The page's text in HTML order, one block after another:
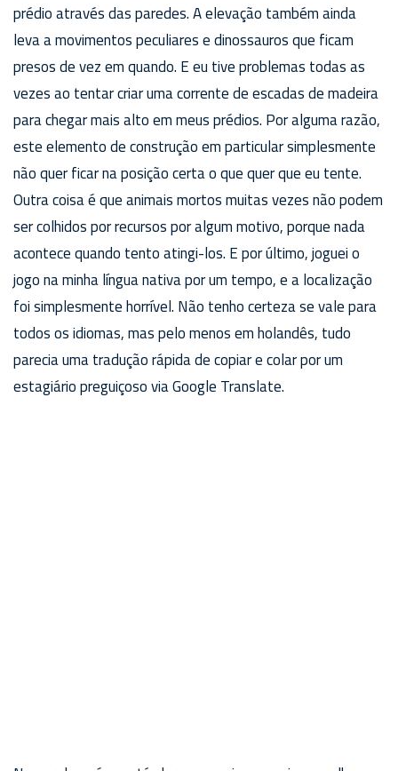
prédio através das paredes. A elevação também ainda
leva a movimentos peculiares e dinossauros que ficam
presos de vez em quando. E eu tive problemas todas as
vezes ao tentar criar uma corrente de escadas de madeira
para chegar mais alto em meus prédios. Por alguma razão,
este elemento de construção em particular simplesmente
não quer ficar na posição certa o que quer que eu tente.
Outra coisa é que animais mortos muitas vezes não podem
ser colhidos por recursos por algum motivo, porque nada
acontece quando tento atingi-los. E por último, joguei o
jogo na minha língua nativa por um tempo, e a localização
foi simplesmente horrível. Não tenho certeza se vale para
todos os idiomas, mas pelo menos em holandês, tudo
parecia uma tradução rápida de copiar e colar por um
estagiário preguiçoso via Google Translate.